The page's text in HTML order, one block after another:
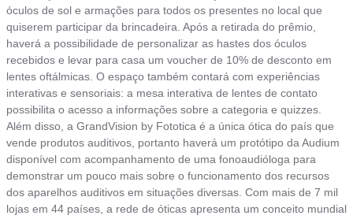
óculos de sol e armações para todos os presentes no local que
quiserem participar da brincadeira. Após a retirada do prêmio,
haverá a possibilidade de personalizar as hastes dos óculos
recebidos e levar para casa um voucher de 10% de desconto em
lentes oftálmicas. O espaço também contará com experiências
interativas e sensoriais: a mesa interativa de lentes de contato
possibilita o acesso a informações sobre a categoria e quizzes.
Além disso, a GrandVision by Fototica é a única ótica do país que
vende produtos auditivos, portanto haverá um protótipo da Audium
disponível com acompanhamento de uma fonoaudióloga para
demonstrar um pouco mais sobre o funcionamento dos recursos
dos aparelhos auditivos em situações diversas. Com mais de 7 mil
lojas em 44 países, a rede de óticas apresenta um conceito mundial